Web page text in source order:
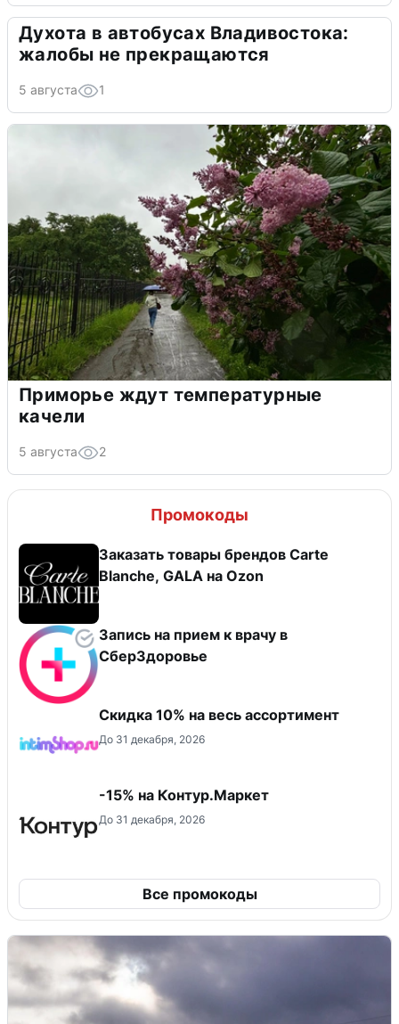
Духота в автобусах Владивостока:
жалобы не прекращаются
5 августа 1
Приморье ждут температурные
качели
5 августа 2
Заказать товары брендов Carte
Blanche, GALA на Ozon
Запись на прием к врачу в
СберЗдоровье
Скидка 10% на весь ассортимент
До 31 декабря, 2026